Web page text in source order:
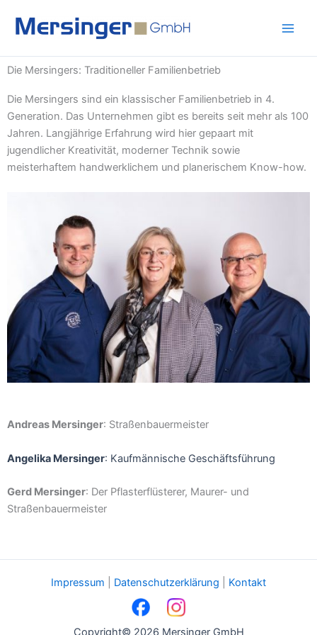
Inhalt
Die Mersingers: Traditioneller Familienbetrieb
Die Mersingers sind ein klassischer Familienbetrieb in 4.
Generation. Das Unternehmen gibt es bereits seit mehr als 100
Jahren. Langjährige Erfahrung wird hier gepaart mit
jugendlicher Kreativität, moderner Technik sowie
meisterhaftem handwerklichem und planerischem Know-how.
Andreas Mersinger: Straßenbauermeister
Angelika Mersinger: Kaufmännische Geschäftsführung
Gerd Mersinger: Der Pflasterflüsterer, Maurer- und
Straßenbauermeister
Impressum Datenschutzerklärung Kontakt
Copyright© 2026 Mersinger GmbH